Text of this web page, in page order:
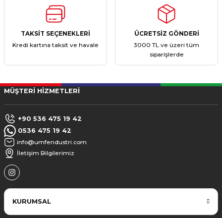
TAKSİT SEÇENEKLERİ
Kredi kartına taksit ve havale
ÜCRETSİZ GÖNDERİ
3000 TL ve üzeri tüm
siparişlerde
MÜŞTERİ HİZMETLERİ
+90 536 475 19 42
0536 475 19 42
info@umfendustri.com
İletişim Bilgilerimiz
KURUMSAL